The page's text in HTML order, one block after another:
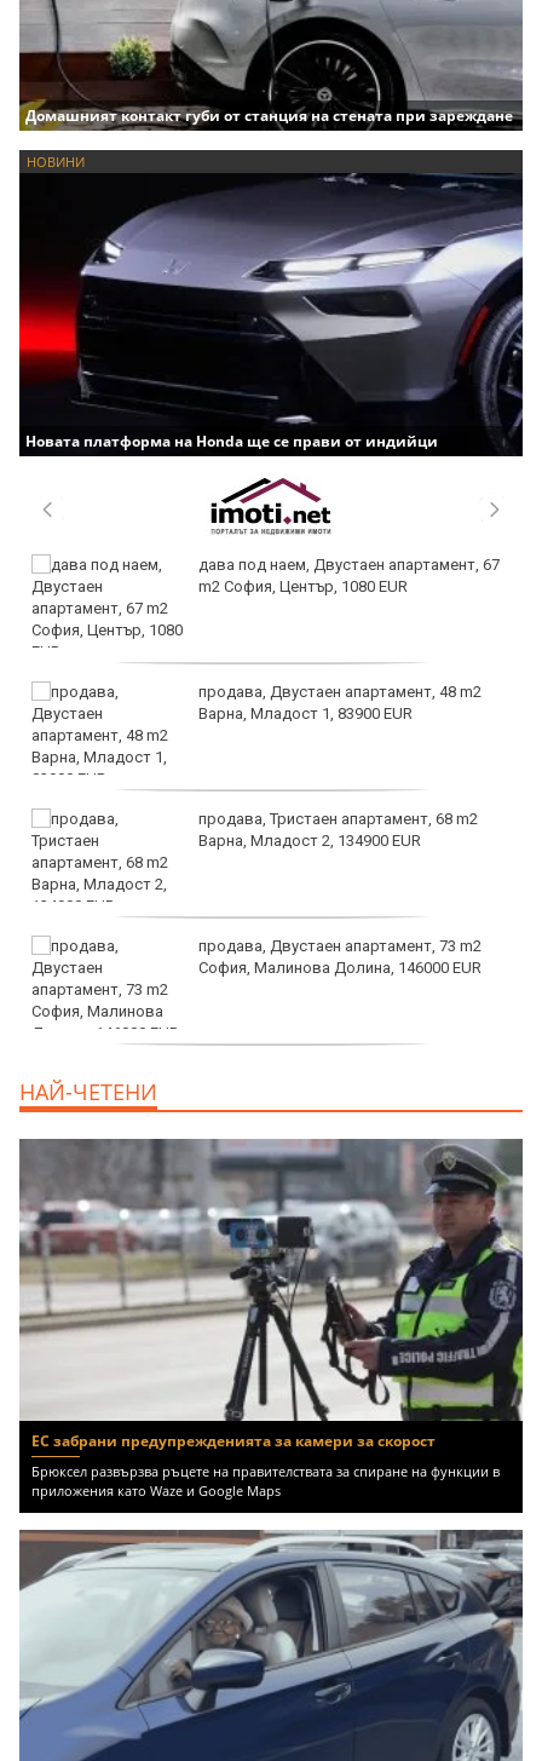
Домашният контакт губи от станция на стената при зареждане
НОВИНИ
Новата платформа на Honda ще се прави от индийци
дава под наем, Двустаен апартамент, 67
m2 София, Център, 1080 EUR
продава, Двустаен апартамент, 48 m2
Варна, Младост 1, 83900 EUR
продава, Тристаен апартамент, 68 m2
Варна, Младост 2, 134900 EUR
продава, Двустаен апартамент, 73 m2
София, Малинова Долина, 146000 EUR
НАЙ-ЧЕТЕНИ
ЕС забрани предупрежденията за камери за скорост
Брюксел развързва ръцете на правителствата за спиране на функции в
приложения като Waze и Google Maps